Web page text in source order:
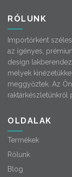
RÓLUNK
Importőrként
az igényes,
design
melyek
meggyőztek. Az
raktárkészletünkről
OLDALAK
Termékek
Rólunk
Blog